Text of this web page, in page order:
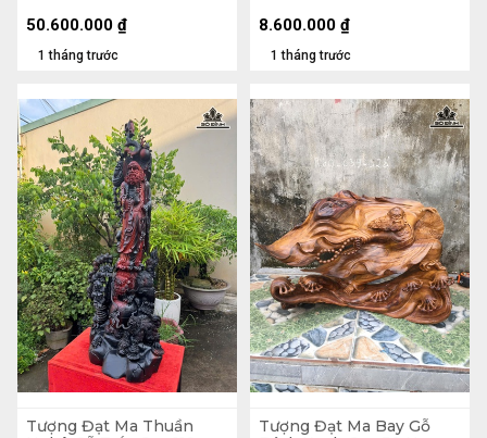
1 tháng trước
50.600.000 ₫
1 tháng trước
8.600.000 ₫
Tượng Đạt Ma Thuần
Tượng Đạt Ma Bay Gỗ